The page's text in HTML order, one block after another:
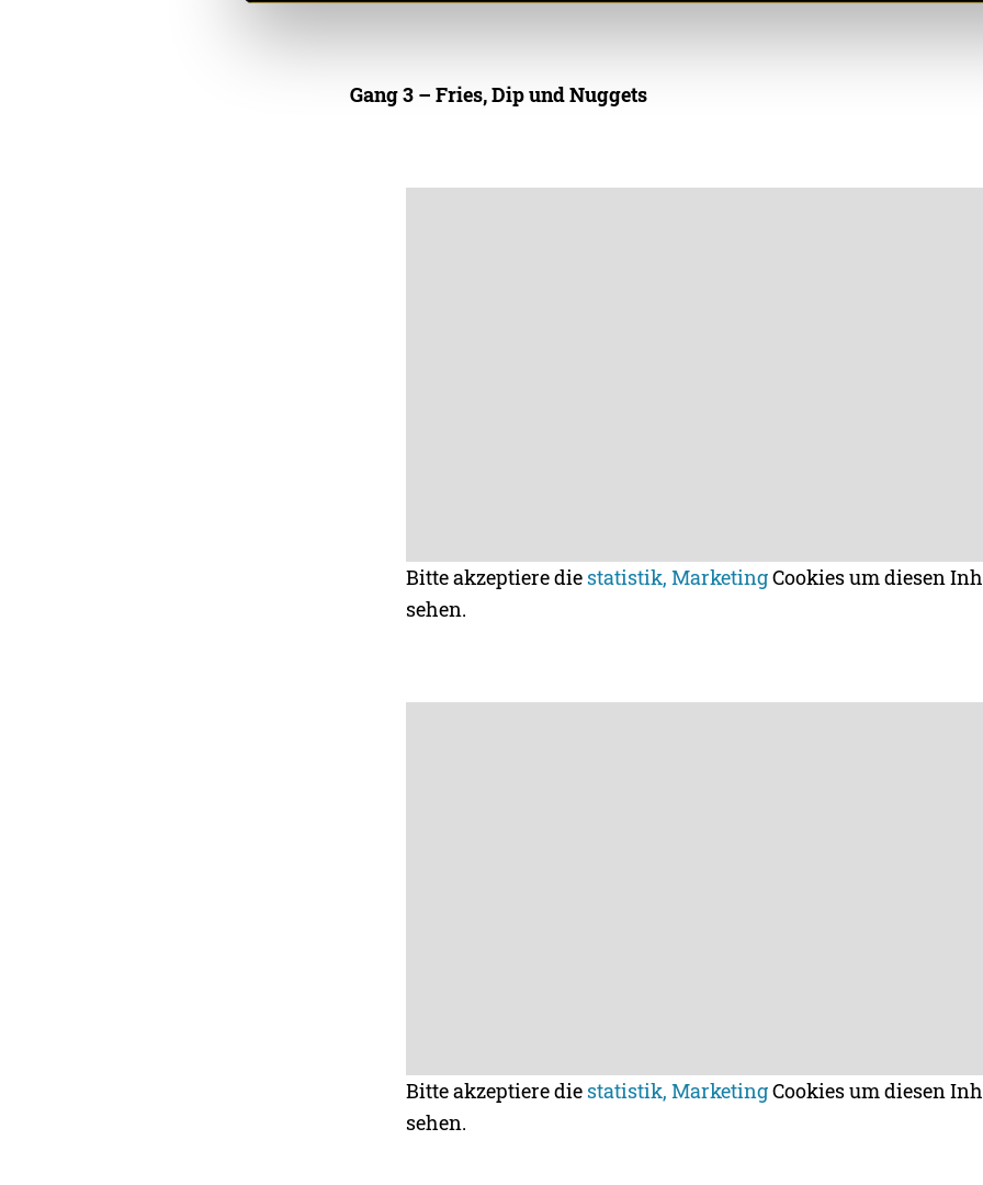
Gang 3 – Fries, Dip und Nuggets
Bitte akzeptiere die statistik, MarketingCookies um diesen
sehen.
Bitte akzeptiere die statistik, MarketingCookies um diesen
sehen.